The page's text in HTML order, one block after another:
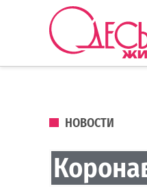
Перейти к содержанию
ОПУБЛИКОВАНО
НОВОСТИ